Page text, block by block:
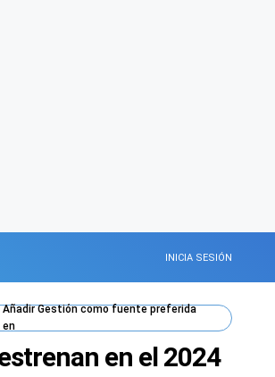
INICIA SESIÓN
AñadirGestióncomo fuente preferida
en
en el 2024